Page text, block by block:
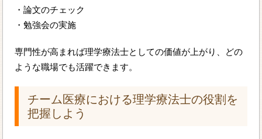
・論文のチェック
・勉強会の実施
専門性が高まれば理学療法士としての価値が上がり、どの
ような職場でも活躍できます。
チーム医療における理学療法士の役割を
把握しよう